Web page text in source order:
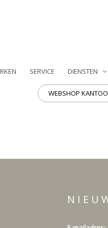
SERVICE DIENSTEN
WEBSHOP
N I E U